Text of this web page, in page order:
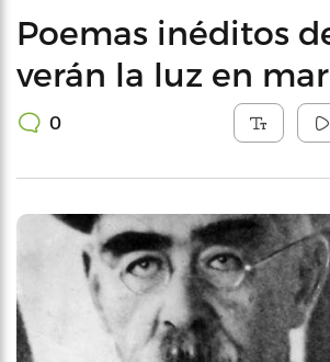
Poemas inéditos
verán la luz en
0